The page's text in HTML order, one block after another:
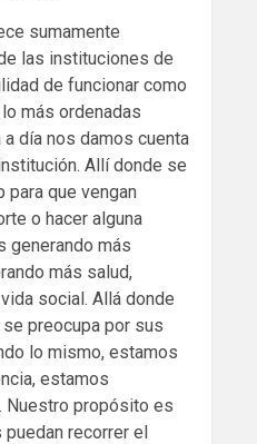
sumamente
las instituciones de
de funcionar como
más ordenadas
día nos damos cuenta
Allí donde se
para que vengan
o hacer alguna
generando más
más salud,
social. Allá donde
se preocupa por sus
lo mismo, estamos
estamos
Nuestro propósito es
recorrer el